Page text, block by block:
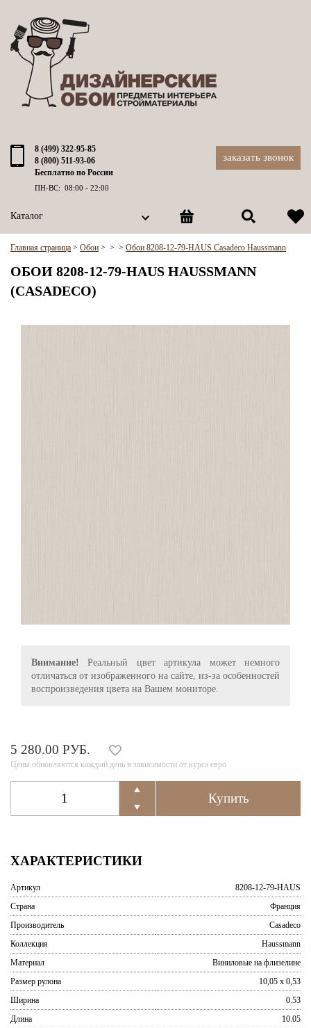
8 (499) 322-95-85
8 (800) 511-93-06
Бесплатно по России
ПН-ВС: 08:00 - 22:00
заказать звонок
Каталог
Главная страница > Обои > > > Обои 8208-12-79-HAUS Casadeco Haussmann
ОБОИ 8208-12-79-HAUS HAUSSMANN
(CASADECO)
Внимание! Реальный цвет артикула может немного
отличаться от изображенного на сайте, из-за особенностей
воспроизведения цвета на Вашем мониторе.
5 280.00 РУБ.
Цены обновляются каждый день в зависимости от курса евро
ХАРАКТЕРИСТИКИ
Артикул
8208-12-79-HAUS
Страна
Франция
Производитель
Casadeco
Коллекция
Haussmann
Материал
Виниловые на флизелине
Размер рулона
10,05 x 0,53
Ширина
0.53
Длина
10.05